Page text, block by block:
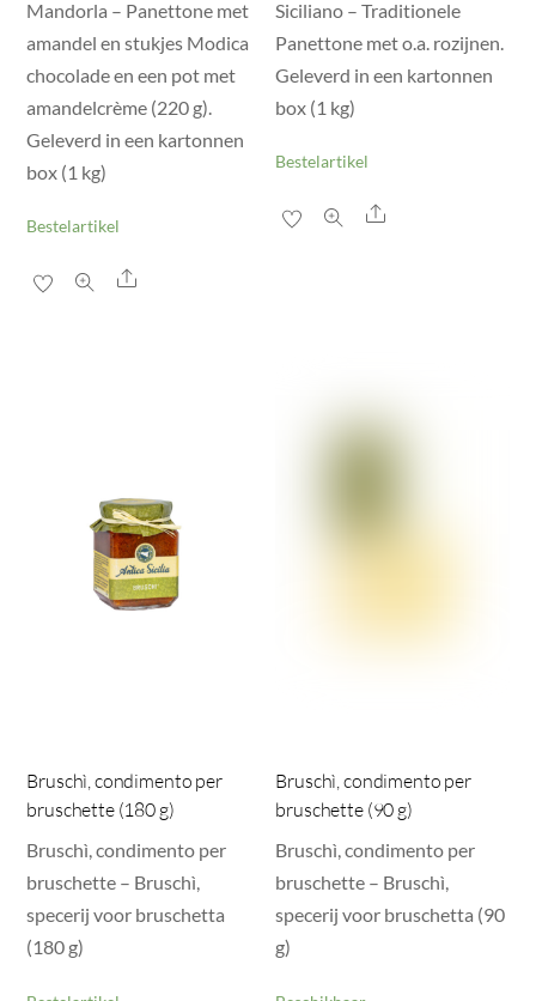
Mandorla – Panettone met
amandel en stukjes Modica
chocolade en een pot met
amandelcrème (220 g).
Geleverd in een kartonnen
box (1 kg)
Bestelartikel
Share
Siciliano – Traditionele
Panettone met o.a. rozijnen.
Geleverd in een kartonnen
box (1 kg)
Bestelartikel
Share
Bruschì, condimento per
bruschette (180 g)
Bruschì, condimento per
bruschette – Bruschì,
specerij voor bruschetta
(180 g)
Bruschì, condimento per
bruschette (90 g)
Bruschì, condimento per
bruschette – Bruschì,
specerij voor bruschetta (90
g)